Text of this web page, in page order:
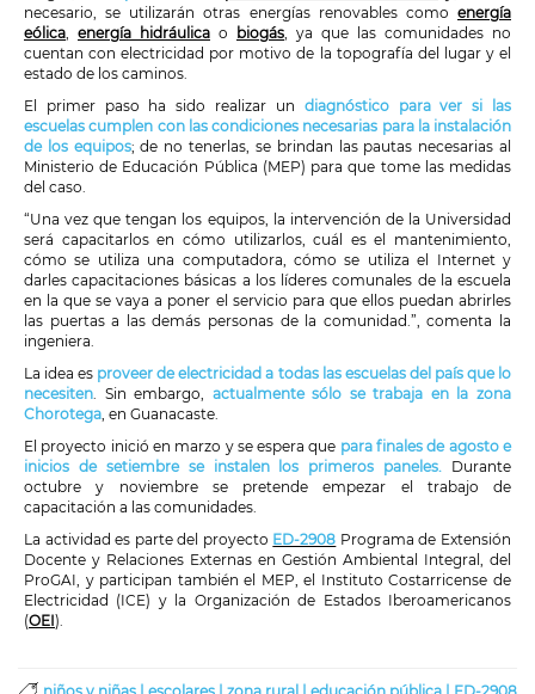
necesario, se utilizarán otras energías renovables como energía
eólica
energía hidráulica o biogás , ya que las comunidades no
cuentan con electricidad por motivo de la topografía del lugar y el
estado de los caminos.
El primer paso ha sido realizar un diagnóstico para ver si las
escuelas cumplen con las condiciones necesarias para la instalación
de los equipos; de no tenerlas, se brindan las pautas necesarias al
Ministerio de Educación Pública (MEP) para que tome las medidas
del caso.
“Una vez que tengan los equipos, la intervención de la Universidad
será capacitarlos en cómo utilizarlos, cuál es el mantenimiento,
cómo se utiliza una computadora, cómo se utiliza el Internet y
darles capacitaciones básicas a los líderes comunales de la escuela
en la que se vaya a poner el servicio para que ellos puedan abrirles
las puertas a las demás personas de la comunidad.”, comenta la
ingeniera.
La idea es proveer de electricidad a todas las escuelas del país que lo
necesiten . Sin embargo, actualmente sólo se trabaja en la zona
Chorotega , en Guanacaste.
El proyecto inició en marzo y se espera que para finales de agosto e
inicios de setiembre se instalen los primeros paneles. Durante
octubre y noviembre se pretende empezar el trabajo de
capacitación a las comunidades.
La actividad es parte del proyecto ED-2908 Programa de Extensión
Docente y Relaciones Externas en Gestión Ambiental Integral, del
ProGAI, y participan también el MEP, el Instituto Costarricense de
Electricidad (ICE) y la Organización de Estados Iberoamericanos
(OEI).